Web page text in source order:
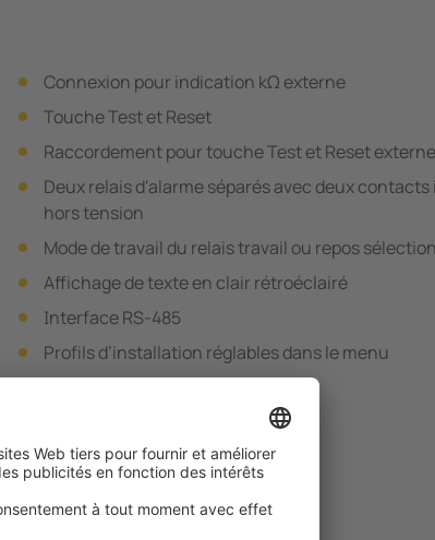
Connexion pour indication kΩ externe
Touche Test et Reset
Raccordement pour touche Test et Reset externe
Deux relais d'alarme séparés avec deux
hors tension
Mode de travail du relais travail ou repos
Affichage de texte en clair rétroéclairé
Interface RS-485
Profils d’installation réglables dans le menu